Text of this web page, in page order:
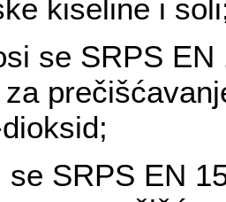
kiseline i
se SRPS
se SRPS EN